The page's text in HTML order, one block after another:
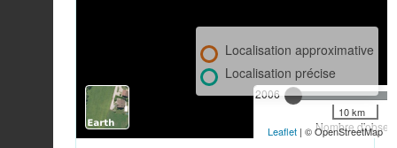
2006
Nombre
Localisation approximative
Localisation précise
10 km
Leaflet | © OpenStreetMap